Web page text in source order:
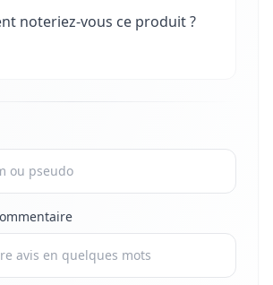
noteriez-vous ce produit ?